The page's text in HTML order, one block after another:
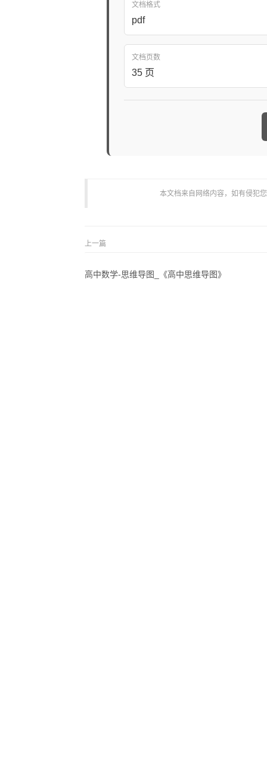
文档格式
pdf
文档页数
35 页
本文档来自网络内容，如有侵犯
上一篇
高中数学-思维导图_《高中思维导图》